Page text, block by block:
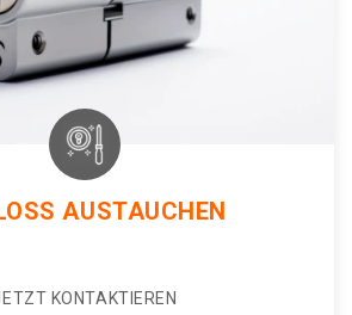
AUSTAUCHEN
KONTAKTIEREN